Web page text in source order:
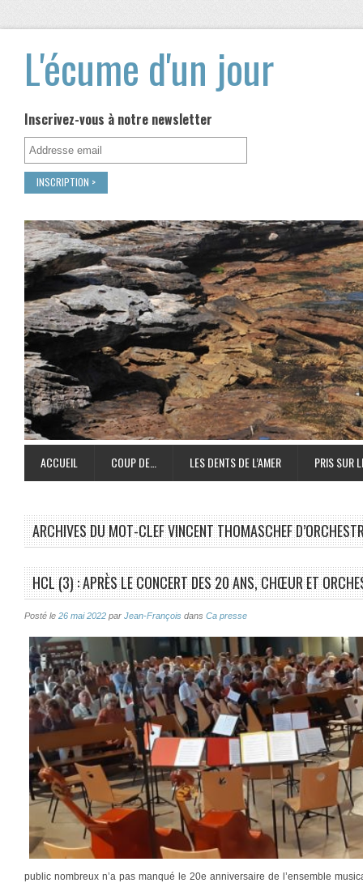
L'écume d'un jour
Inscrivez-vous à notre newsletter
ACCUEIL COUP DE… LES DENTS DE L’AMER PRIS SUR
ARCHIVES DU MOT-CLEFVINCENT THOMASCHEF
HCL (3) : APRÈS LE CONCERT DES 20 ANS, CHŒUR ET
Posté le 26 mai 2022 par Jean-François dans Ca presse
public nombreux n’a pas manqué le 20e anniversaire de l’ensemble